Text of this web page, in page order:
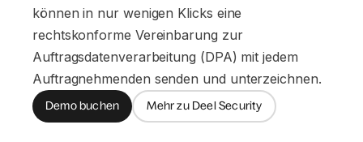
können in nur wenigen Klicks eine
rechtskonforme Vereinbarung zur
Auftragsdatenverarbeitung (DPA) mit jedem
Auftragnehmenden senden und unterzeichnen.
Demo buchen Mehr zu Deel Security